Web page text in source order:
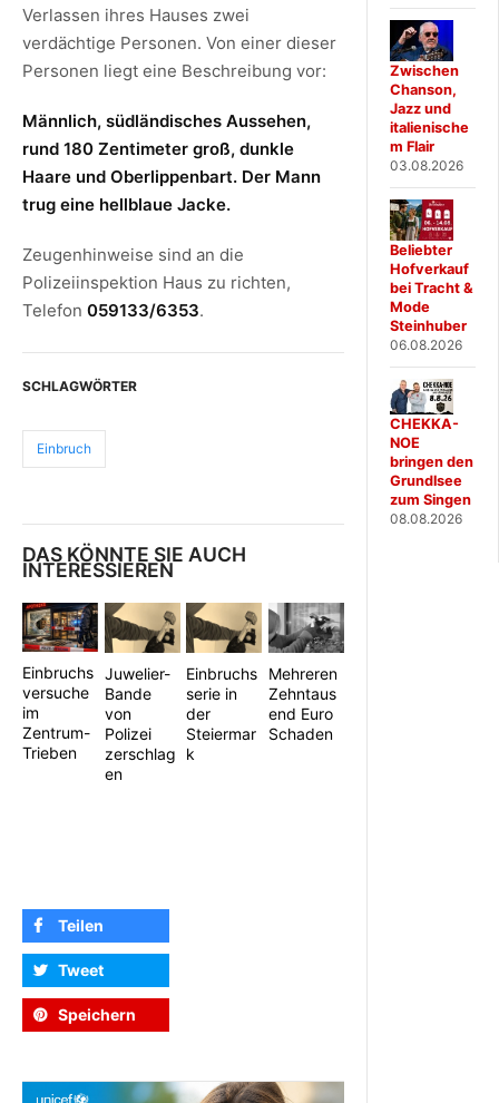
Verlassen ihres Hauses zwei
verdächtige Personen. Von einer dieser
Personen liegt eine Beschreibung vor:
Männlich, südländisches Aussehen,
rund 180 Zentimeter groß, dunkle
Haare und Oberlippenbart. Der Mann
trug eine hellblaue Jacke.
Zeugenhinweise sind an die
Polizeiinspektion Haus zu richten,
Telefon 059133/6353.
SCHLAGWÖRTER
Einbruch
DAS KÖNNTE SIE AUCH
INTERESSIEREN
Einbruchs
versuche
im
Zentrum-
Trieben
Juwelier-
Bande
von
Polizei
zerschlag
en
Einbruchs
serie in
der
Steiermar
k
Mehreren
Zehntaus
end Euro
Schaden
Teilen
Tweet
Speichern
Zwischen
Chanson,
Jazz und
italienische
m Flair
03.08.2026
Beliebter
Hofverkauf
bei Tracht &
Mode
Steinhuber
06.08.2026
CHEKKA-
NOE
bringen den
Grundlsee
zum Singen
08.08.2026